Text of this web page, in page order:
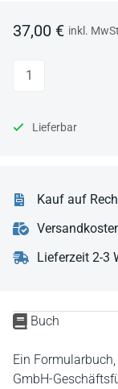
Buch
Ein
GmbH-
37,00 € inkl.
Anzahl
Lieferbar
Kauf auf
Lieferzeit 2-3